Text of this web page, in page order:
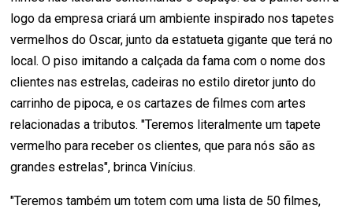
logo da empresa criará um ambiente inspirado nos tapetes
vermelhos do Oscar, junto da estatueta gigante que terá no
local. O piso imitando a calçada da fama com o nome dos
clientes nas estrelas, cadeiras no estilo diretor junto do
carrinho de pipoca, e os cartazes de filmes com artes
relacionadas a tributos. "Teremos literalmente um tapete
vermelho para receber os clientes, que para nós são as
grandes estrelas", brinca Vinícius.
"Teremos também um totem com uma lista de 50 filmes,